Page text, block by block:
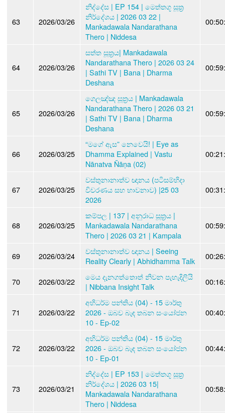
63 2026/03/26
නිද්දේස | EP 154 | මෙත්තගූ සූත්‍ර
නිර්දේශය | 2026 03 22 |
Mankadawala Nandarathana
Thero | Niddesa
64 2026/03/26
සත්ත සූත්‍රය| Mankadawala
Nandarathana Thero | 2026 03 24
| Sathi TV | Bana | Dharma
Deshana
65 2026/03/26
ගෙලඤ්ඤ සූත්‍රය | Mankadawala
Nandarathana Thero | 2026 03 21
| Sathi TV | Bana | Dharma
Deshana
66 2026/03/25
“මගේ ඇස” නෙවෙයි! | Eye as
Dhamma Explained | Vastu
Nānatva Ñāṇa (02)
67 2026/03/25
වස්තුනානාත්ව ඥානය (පටිසම්භිදා
විවරණය සහ භාවනාව) |25 03
2026
68 2026/03/25
කම්පල | 137 | අනුරාධ සූත්‍රය |
Mankadawala Nandarathana
Thero | 2026 03 21 | Kampala
69 2026/03/24
වස්තුනානාත්‍ව ඥානය | Seeing
Reality Clearly | Abhidhamma Talk
70 2026/03/22
මෙය දැනගත්තොත් නිවන පැහැදිලියි
| Nibbana Insight Talk
71 2026/03/22
අභිධර්ම පන්තිය (04) - 15 මාර්තු
2026 - ඔබව බැඳ තබන සංයෝජන
10 - Ep-02
72 2026/03/22
අභිධර්ම පන්තිය (04) - 15 මාර්තු
2026 - ඔබව බැඳ තබන සංයෝජන
10 - Ep-01
73 2026/03/21
නිද්දේස | EP 153 | මෙත්තගූ සූත්‍ර
නිර්දේශය | 2026 03 15|
Mankadawala Nandarathana
Thero | Niddesa